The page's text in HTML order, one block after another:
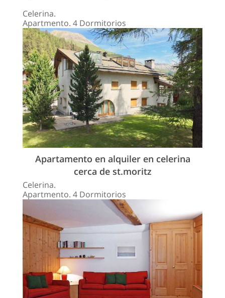
Celerina.
Apartmento. 4 Dormitorios
Apartamento en alquiler en celerina
cerca de st.moritz
Celerina.
Apartmento. 4 Dormitorios